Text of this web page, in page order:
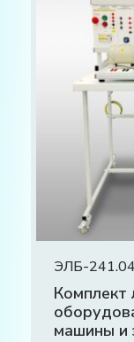
ЭЛБ-
Комплект
машины и